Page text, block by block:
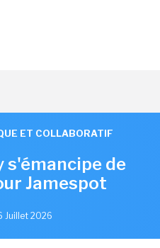
ET COLLABORATIF
s'émancipe de
Jamespot
Juillet 2026